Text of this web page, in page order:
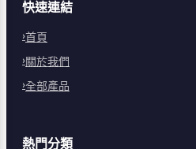
快速連結
首頁
關於我們
全部產品
熱門分類